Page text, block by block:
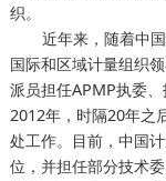
织。
近年来，随着中
国际和区域计量组织
派员担任APMP执委
2012年，时隔20年之
处工作。目前，中国
位，并担任部分技术委